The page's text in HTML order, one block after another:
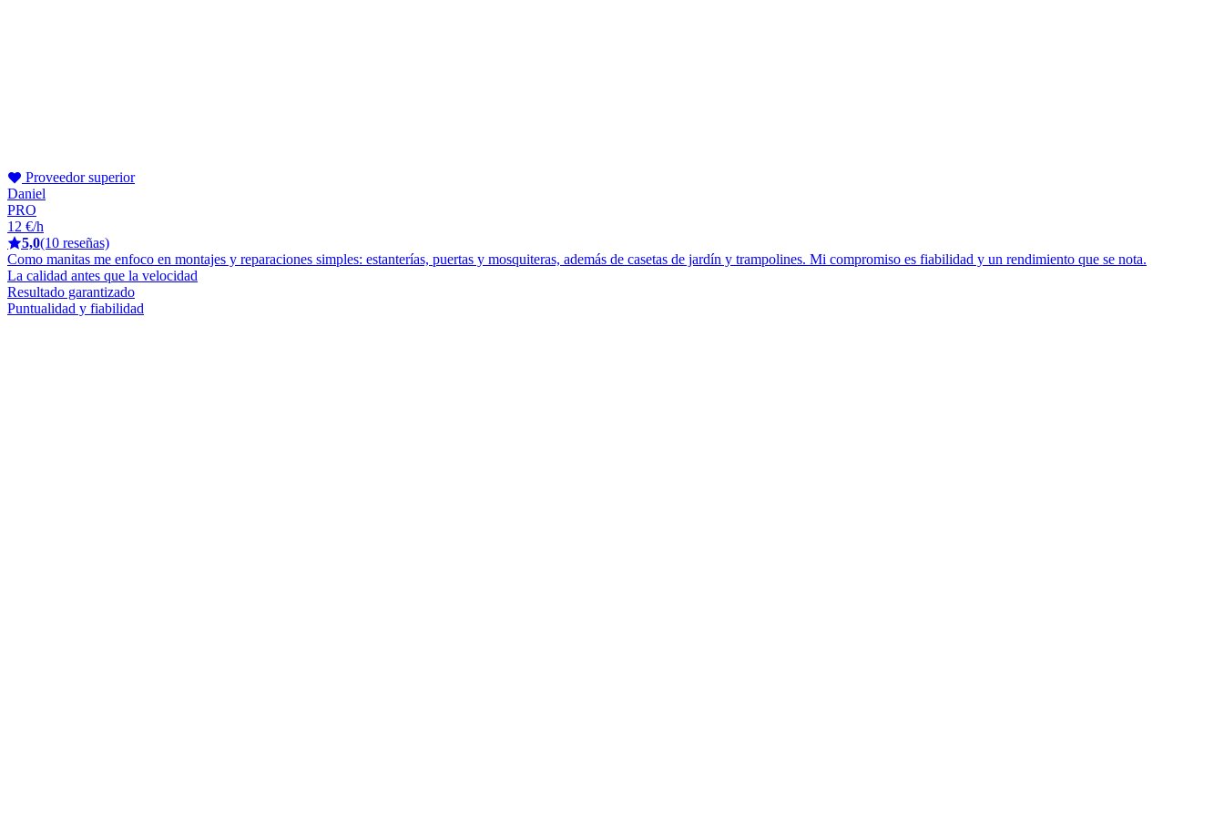
Proveedor superior
Daniel
PRO
12 €/h
5,0(10 reseñas)
Como manitas me enfoco en montajes y reparaciones simples: estanterías, puertas y mosquiteras, además de casetas de jardín y trampolines. Mi compromiso es fiabilidad y un rendimiento que se nota.
La calidad antes que la velocidad
Resultado garantizado
Puntualidad y fiabilidad